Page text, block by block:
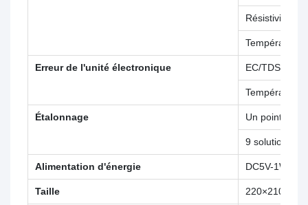
Résistivité
Température
Erreur de l'unité électronique EC/TDS/Sal/
Température
Étalonnage Un point
9 solutions
Alimentation d'énergie DC5V-1W
Taille